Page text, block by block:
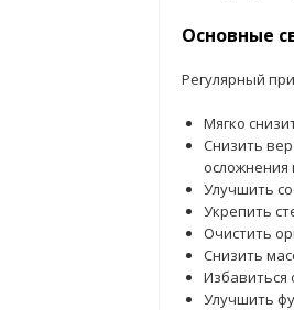
Основные
Регулярный
Мягко
Снизить
осложнения
Улучшить
Укрепить
Очистить
Снизить
Избавиться
Улучшить